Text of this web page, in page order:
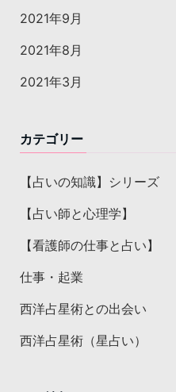
2021年9月
2021年8月
2021年3月
カテゴリー
【占いの知識】シリーズ
【占い師と心理学】
【看護師の仕事と占い】
仕事・起業
西洋占星術との出会い
西洋占星術（星占い）